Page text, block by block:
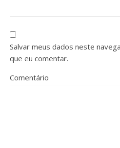
Salvar meus dados neste
que eu comentar.
Comentário